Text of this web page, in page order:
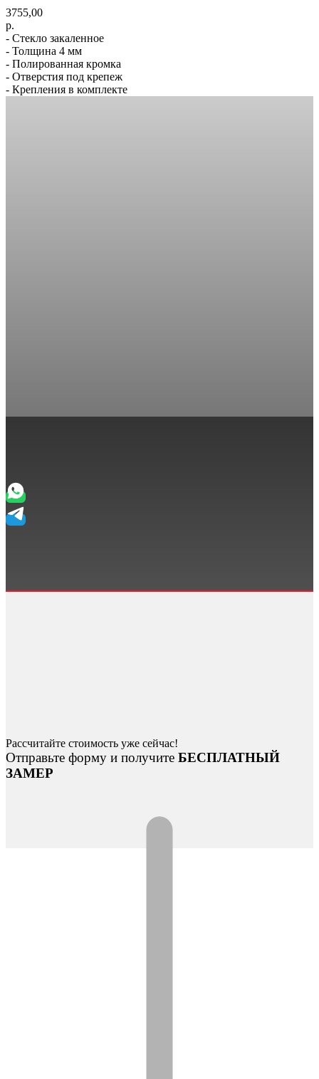
3755,00
р.
- Стекло закаленное
- Толщина 4 мм
- Полированная кромка
- Отверстия под крепеж
- Крепления в комплекте
Рассчитайте стоимость уже сейчас!
Отправьте форму и получите БЕСПЛАТНЫЙ
ЗАМЕР